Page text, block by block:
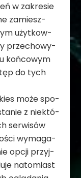
w zakre­sie
zamiesz­
użyt­kow­
prze­cho­wy­
koń­co­wym
do tych
może spo­
z nie­któ­
ser­wi­sów
wyma­ga­
opcji przyj­
nato­miast